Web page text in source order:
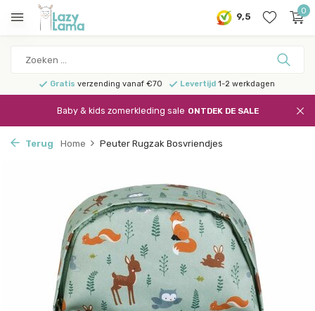
9,5
0
Gratis verzending vanaf €70 Levertijd1-2 werkdagen
Baby & kids zomerkleding sale ONTDEK DE SALE
Terug Home Peuter Rugzak Bosvriendjes